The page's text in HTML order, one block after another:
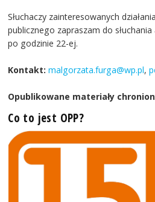
Słuchaczy zainteresowanych
publicznego zapraszam do
po godzinie 22-ej.
Kontakt: malgorzata.furga@wp.pl,
Opublikowane materiały
Co to jest OPP?